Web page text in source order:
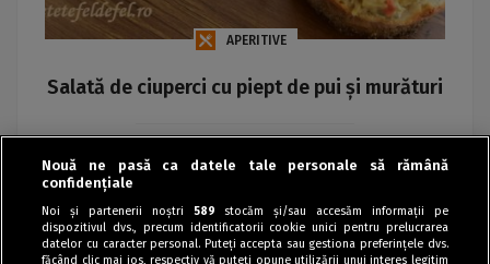
APERITIVE
Salată de ciuperci cu piept de pui și murături
Nouă ne pasă ca datele tale personale să rămână
confidențiale
Noi și partenerii noștri 589 stocăm și/sau accesăm informații pe
dispozitivul dvs., precum identificatorii cookie unici pentru prelucrarea
datelor cu caracter personal. Puteți accepta sau gestiona preferințele dvs.
făcând clic mai jos, respectiv vă puteți opune utilizării unui interes legitim